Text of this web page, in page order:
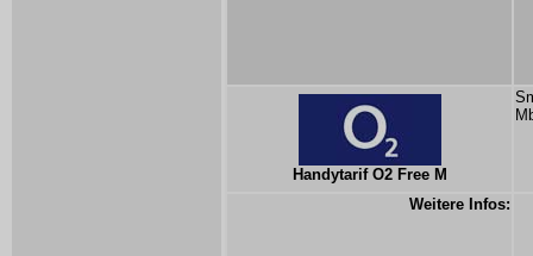
Handytarif O2 Free M
Weitere Infos: